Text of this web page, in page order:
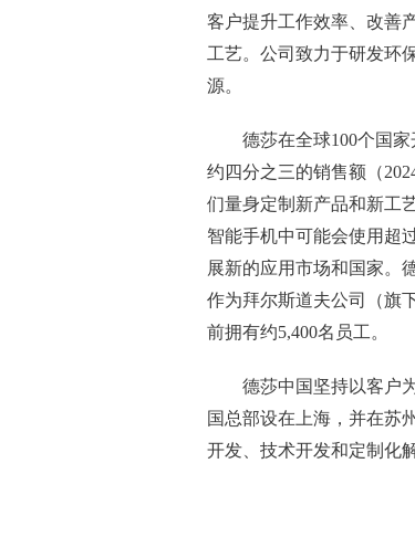
客户提升工作效率、改善
工艺。公司致力于研发环
源。
德莎在全球100个国
约四分之三的销售额（
们量身定制新产品和新工
智能手机中可能会使用超
展新的应用市场和国家。
作为拜尔斯道夫公司（旗
前拥有约5,400名员工。
德莎中国坚持以客户
国总部设在上海，并在苏
开发、技术开发和定制化